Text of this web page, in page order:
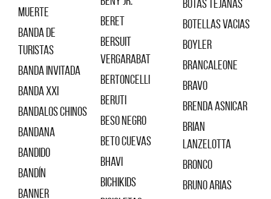
Muerte
Banda de
Turistas
BANDA INVITADA
Banda XXI
Bandalos Chinos
Bandana
Bandido
Bandín
Banner
Beret
Bersuit
Vergarabat
Bertoncelli
Beruti
Beso Negro
Beto Cuevas
Bhavi
Bichikids
Botas Tejanas
Botellas Vacias
Boyler
Brancaleone
Bravo
Brenda Asnicar
Brian
Lanzelotta
Bronco
Bruno Arias